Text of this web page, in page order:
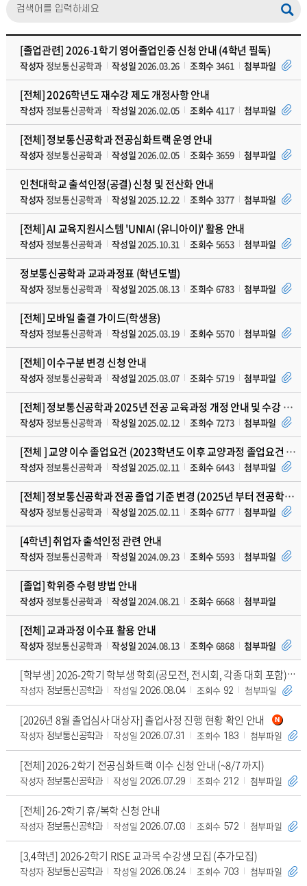
[졸업관련] 2026-1학기 영어졸업인증 신청 안내 (4학년 필독)
작성자정보통신공학과 작성일2026.03.26 조회수3461 첨부파일
[전체] 2026학년도 재수강 제도 개정사항 안내
작성자정보통신공학과 작성일2026.02.05 조회수4117 첨부파일
[전체] 정보통신공학과 전공심화트랙 운영 안내
작성자정보통신공학과 작성일2026.02.05 조회수3659 첨부파일
인천대학교 출석인정(공결) 신청 및 전산화 안내
작성자정보통신공학과 작성일2025.12.22 조회수3377 첨부파일
[전체] AI 교육지원시스템 'UNIAI (유니아이)' 활용 안내
작성자정보통신공학과 작성일2025.10.31 조회수5653 첨부파일
정보통신공학과 교과과정표 (학년도별)
작성자정보통신공학과 작성일2025.08.13 조회수6783 첨부파일
[전체] 모바일 출결 가이드(학생용)
작성자정보통신공학과 작성일2025.03.19 조회수5570 첨부파일
[전체] 이수구분 변경 신청 안내
작성자정보통신공학과 작성일2025.03.07 조회수5719 첨부파일
[전체] 정보통신공학과 2025년 전공 교육과정 개정 안내 및 수강 유의사항
작성자정보통신공학과 작성일2025.02.12 조회수7273 첨부파일
[전체 ] 교양 이수 졸업요건 (2023학년도 이후 교양과정 졸업요건 주요사항 추가)
작성자정보통신공학과 작성일2025.02.11 조회수6443 첨부파일
[전체] 정보통신공학과 전공 졸업 기준 변경 (2025년 부터 전공학점제 시행)
작성자정보통신공학과 작성일2025.02.11 조회수6777 첨부파일
[4학년] 취업자 출석인정 관련 안내
작성자정보통신공학과 작성일2024.09.23 조회수5593 첨부파일
[졸업] 학위증 수령 방법 안내
작성자정보통신공학과 작성일2024.08.21 조회수6668 첨부파일
[전체] 교과과정 이수표 활용 안내
작성자정보통신공학과 작성일2024.08.13 조회수6868 첨부파일
[학부생] 2026-2학기 학부생 학회(공모전, 전시회, 각종 대회 포함)발표 지원 프로그
작성자 정보통신공학과 작성일 2026.08.04 조회수 92 첨부파일
[2026년 8월 졸업심사 대상자] 졸업사정 진행 현황 확인 안내
작성자 정보통신공학과 작성일 2026.07.31 조회수 183 첨부파일
[전체] 2026-2학기 전공심화트랙 이수 신청 안내 (~8/7 까지)
작성자 정보통신공학과 작성일 2026.07.29 조회수 212 첨부파일
[전체] 26-2학기 휴/복학 신청 안내
작성자 정보통신공학과 작성일 2026.07.03 조회수 572 첨부파일
[3,4학년] 2026-2학기 RISE 교과목 수강생 모집 (추가모집)
작성자 정보통신공학과 작성일 2026.06.24 조회수 703 첨부파일